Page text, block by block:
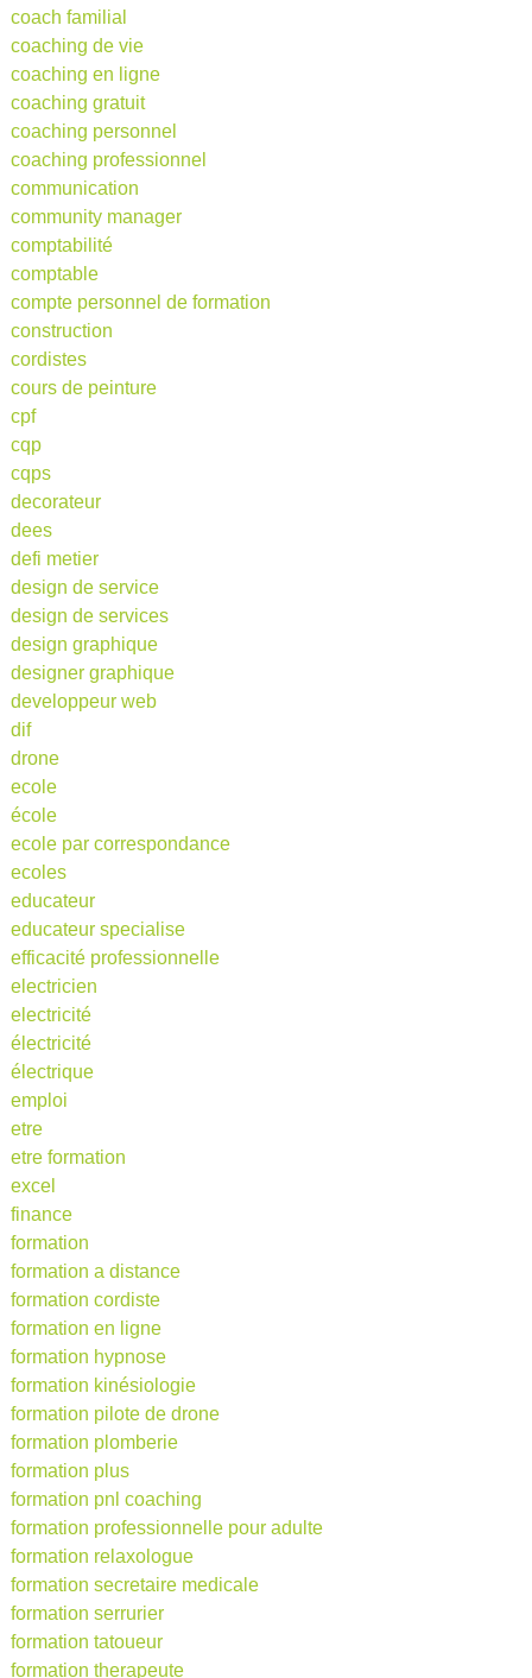
coach familial
coaching de vie
coaching en ligne
coaching gratuit
coaching personnel
coaching professionnel
communication
community manager
comptabilité
comptable
compte personnel de formation
construction
cordistes
cours de peinture
cpf
cqp
cqps
decorateur
dees
defi metier
design de service
design de services
design graphique
designer graphique
developpeur web
dif
drone
ecole
école
ecole par correspondance
ecoles
educateur
educateur specialise
efficacité professionnelle
electricien
electricité
électricité
électrique
emploi
etre
etre formation
excel
finance
formation
formation a distance
formation cordiste
formation en ligne
formation hypnose
formation kinésiologie
formation pilote de drone
formation plomberie
formation plus
formation pnl coaching
formation professionnelle pour adulte
formation relaxologue
formation secretaire medicale
formation serrurier
formation tatoueur
formation therapeute